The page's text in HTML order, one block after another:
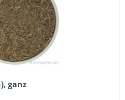
ganz